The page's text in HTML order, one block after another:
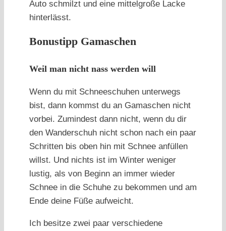
Auto schmilzt und eine mittelgroße Lacke
hinterlässt.
Bonustipp Gamaschen
Weil man nicht nass werden will
Wenn du mit Schneeschuhen unterwegs
bist, dann kommst du an Gamaschen nicht
vorbei. Zumindest dann nicht, wenn du dir
den Wanderschuh nicht schon nach ein paar
Schritten bis oben hin mit Schnee anfüllen
willst. Und nichts ist im Winter weniger
lustig, als von Beginn an immer wieder
Schnee in die Schuhe zu bekommen und am
Ende deine Füße aufweicht.
Ich besitze zwei paar verschiedene